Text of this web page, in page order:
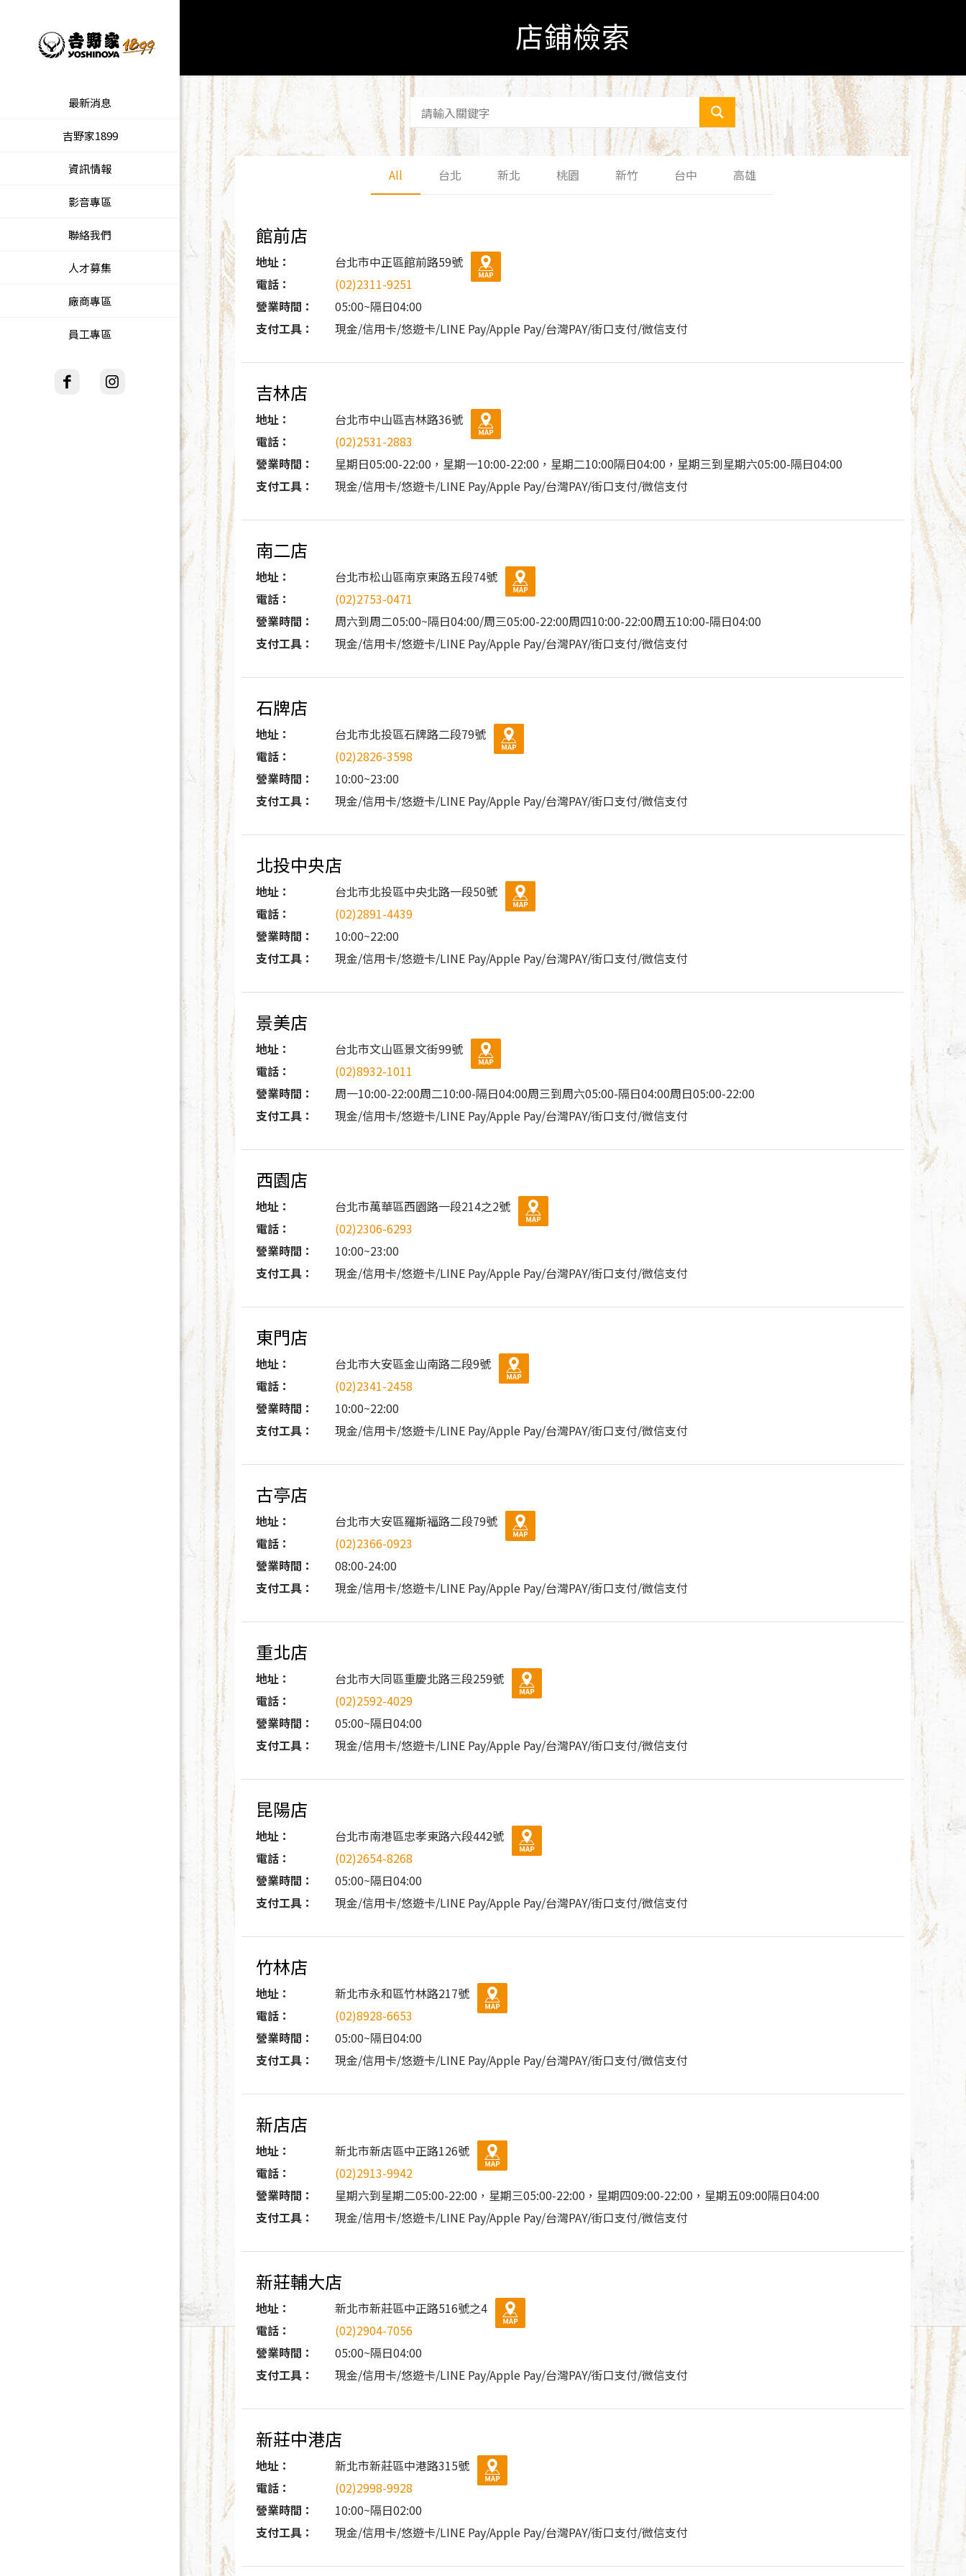
最新消息
吉野家1899
資訊情報
影音專區
聯絡我們
人才募集
廠商專區
員工專區
店鋪檢索
All 台北 新北 桃園 新竹 台中 高雄
館前店
地址：
台北市中正區館前路59號
電話：
(02)2311-9251
營業時間：
05:00~隔日04:00
支付工具：
現金/信用卡/悠遊卡/LINE Pay/Apple Pay/台灣PAY/街口支付/微信支付
吉林店
地址：
台北市中山區吉林路36號
電話：
(02)2531-2883
營業時間：
星期日05:00-22:00，星期一10:00-22:00，星期二10:00隔日04:00，星期三到星期六05:00-隔日04:00
支付工具：
現金/信用卡/悠遊卡/LINE Pay/Apple Pay/台灣PAY/街口支付/微信支付
南二店
地址：
台北市松山區南京東路五段74號
電話：
(02)2753-0471
營業時間：
周六到周二05:00~隔日04:00/周三05:00-22:00周四10:00-22:00周五10:00-隔日04:00
支付工具：
現金/信用卡/悠遊卡/LINE Pay/Apple Pay/台灣PAY/街口支付/微信支付
石牌店
地址：
台北市北投區石牌路二段79號
電話：
(02)2826-3598
營業時間：
10:00~23:00
支付工具：
現金/信用卡/悠遊卡/LINE Pay/Apple Pay/台灣PAY/街口支付/微信支付
北投中央店
地址：
台北市北投區中央北路一段50號
電話：
(02)2891-4439
營業時間：
10:00~22:00
支付工具：
現金/信用卡/悠遊卡/LINE Pay/Apple Pay/台灣PAY/街口支付/微信支付
景美店
地址：
台北市文山區景文街99號
電話：
(02)8932-1011
營業時間：
周一10:00-22:00周二10:00-隔日04:00周三到周六05:00-隔日04:00周日05:00-22:00
支付工具：
現金/信用卡/悠遊卡/LINE Pay/Apple Pay/台灣PAY/街口支付/微信支付
西園店
地址：
台北市萬華區西園路一段214之2號
電話：
(02)2306-6293
營業時間：
10:00~23:00
支付工具：
現金/信用卡/悠遊卡/LINE Pay/Apple Pay/台灣PAY/街口支付/微信支付
東門店
地址：
台北市大安區金山南路二段9號
電話：
(02)2341-2458
營業時間：
10:00~22:00
支付工具：
現金/信用卡/悠遊卡/LINE Pay/Apple Pay/台灣PAY/街口支付/微信支付
古亭店
地址：
台北市大安區羅斯福路二段79號
電話：
(02)2366-0923
營業時間：
08:00-24:00
支付工具：
現金/信用卡/悠遊卡/LINE Pay/Apple Pay/台灣PAY/街口支付/微信支付
重北店
地址：
台北市大同區重慶北路三段259號
電話：
(02)2592-4029
營業時間：
05:00~隔日04:00
支付工具：
現金/信用卡/悠遊卡/LINE Pay/Apple Pay/台灣PAY/街口支付/微信支付
昆陽店
地址：
台北市南港區忠孝東路六段442號
電話：
(02)2654-8268
營業時間：
05:00~隔日04:00
支付工具：
現金/信用卡/悠遊卡/LINE Pay/Apple Pay/台灣PAY/街口支付/微信支付
竹林店
地址：
新北市永和區竹林路217號
電話：
(02)8928-6653
營業時間：
05:00~隔日04:00
支付工具：
現金/信用卡/悠遊卡/LINE Pay/Apple Pay/台灣PAY/街口支付/微信支付
新店店
地址：
新北市新店區中正路126號
電話：
(02)2913-9942
營業時間：
星期六到星期二05:00-22:00，星期三05:00-22:00，星期四09:00-22:00，星期五09:00隔日04:00
支付工具：
現金/信用卡/悠遊卡/LINE Pay/Apple Pay/台灣PAY/街口支付/微信支付
新莊輔大店
地址：
新北市新莊區中正路516號之4
電話：
(02)2904-7056
營業時間：
05:00~隔日04:00
支付工具：
現金/信用卡/悠遊卡/LINE Pay/Apple Pay/台灣PAY/街口支付/微信支付
新莊中港店
地址：
新北市新莊區中港路315號
電話：
(02)2998-9928
營業時間：
10:00~隔日02:00
支付工具：
現金/信用卡/悠遊卡/LINE Pay/Apple Pay/台灣PAY/街口支付/微信支付